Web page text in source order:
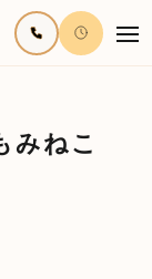
みねこ